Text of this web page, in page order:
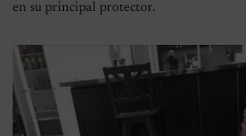
en su principal protector.